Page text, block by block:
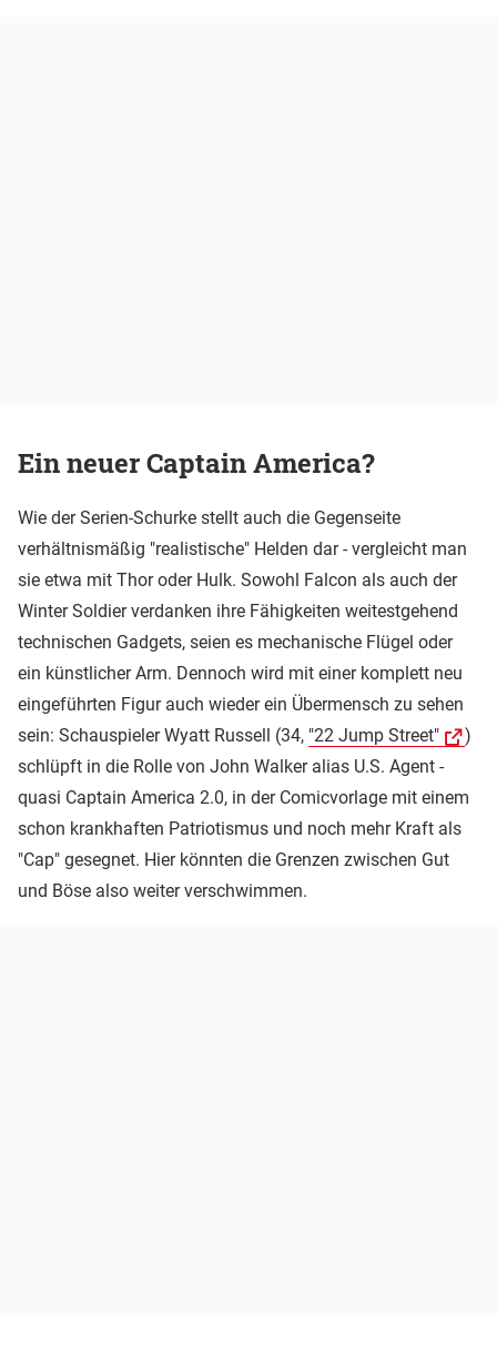
Ein neuer Captain America?
Wie der Serien-Schurke stellt auch die Gegenseite
verhältnismäßig "realistische" Helden dar - vergleicht man
sie etwa mit Thor oder Hulk. Sowohl Falcon als auch der
Winter Soldier verdanken ihre Fähigkeiten weitestgehend
technischen Gadgets, seien es mechanische Flügel oder
ein künstlicher Arm. Dennoch wird mit einer komplett neu
eingeführten Figur auch wieder ein Übermensch zu sehen
sein: Schauspieler Wyatt Russell (34, "22 Jump Street"
)
schlüpft in die Rolle von John Walker alias U.S. Agent -
quasi Captain America 2.0, in der Comicvorlage mit einem
schon krankhaften Patriotismus und noch mehr Kraft als
"Cap" gesegnet. Hier könnten die Grenzen zwischen Gut
und Böse also weiter verschwimmen.